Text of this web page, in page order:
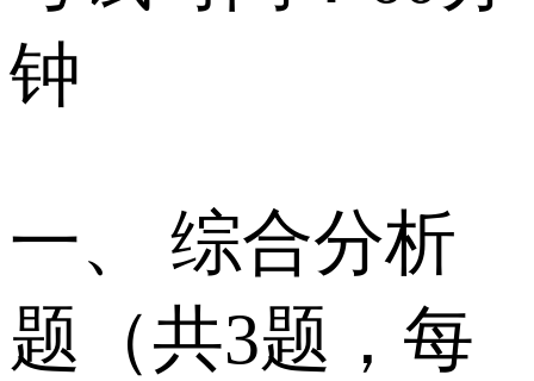
钟
一、 综合分析
题（共3题，每